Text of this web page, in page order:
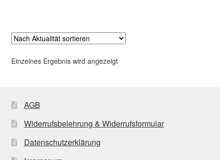
Einzelnes Ergebnis wird angezeigt
AGB
Widerrufsbelehrung & Widerrufsformular
Datenschutzerklärung